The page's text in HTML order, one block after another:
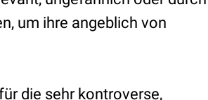
um ihre angeblich von
die sehr kontroverse,